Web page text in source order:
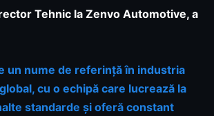
Tehnic la Zenvo Automotive, a
un nume de referință în industria
cu o echipă care lucrează la
standarde și oferă constant